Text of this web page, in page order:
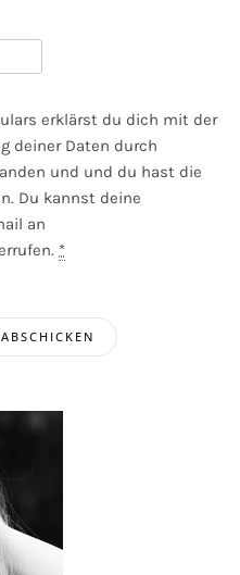
erklärst du dich mit der
deiner Daten durch
und und du hast die
Du kannst deine
an
*